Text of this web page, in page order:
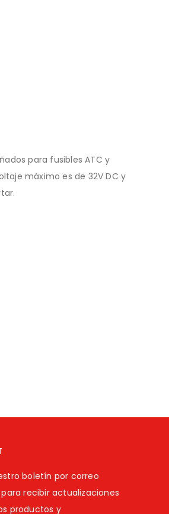
para fusibles ATC y
máximo es de 32V DC y
boletín por correo
recibir actualizaciones
productos y